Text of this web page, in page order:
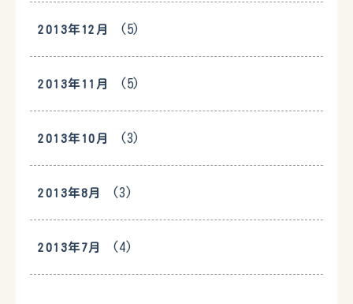
2013年12月 (5)
2013年11月 (5)
2013年10月 (3)
2013年8月 (3)
2013年7月 (4)